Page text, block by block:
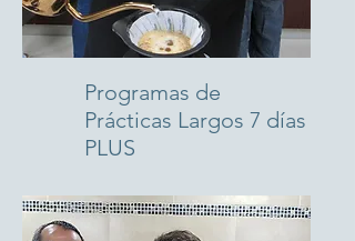
Programas de
Prácticas Largos 7 días
PLUS